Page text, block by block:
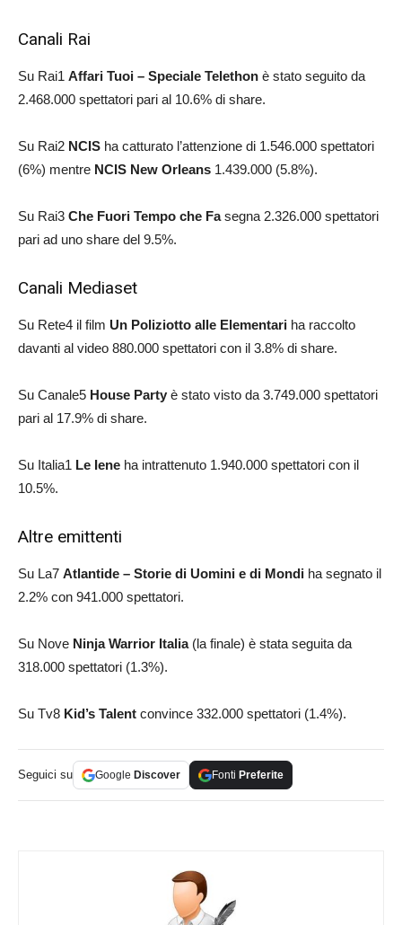
Canali Rai
Su Rai1 Affari Tuoi – Speciale Telethon è stato seguito da
2.468.000 spettatori pari al 10.6% di share.
Su Rai2 NCIS ha catturato l’attenzione di 1.546.000 spettatori
(6%) mentre NCIS New Orleans 1.439.000 (5.8%).
Su Rai3 Che Fuori Tempo che Fasegna 2.326.000 spettatori
pari ad uno share del 9.5%.
Canali Mediaset
Su Rete4 il film Un Poliziotto alle Elementari ha raccolto
davanti al video 880.000 spettatori con il 3.8% di share.
Su Canale5 House Party è stato visto da 3.749.000 spettatori
pari al 17.9% di share.
Su Italia1 Le Iene ha intrattenuto 1.940.000 spettatori con il
10.5%.
Altre emittenti
Su La7 Atlantide – Storie di Uomini e di Mondi ha segnato il
2.2% con 941.000 spettatori.
Su Nove Ninja Warrior Italia(la finale) è stata seguita da
318.000 spettatori (1.3%).
Su Tv8 Kid’s Talent convince 332.000 spettatori (1.4%).
Seguici su Google Discover Fonti Preferite